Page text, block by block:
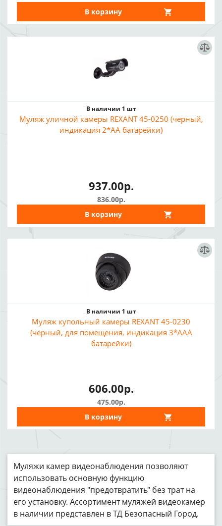
В корзину
В наличии 1 шт
Муляж уличной камеры REXANT 45-0250 (черный,
индикация 2*AA батарейки)
937.00р.
836.00р.
В корзину
В наличии 1 шт
Муляж купольный камеры REXANT 45-0230
(черный, для помещения, индикация 3*AAA
батарейки)
606.00р.
475.00р.
В корзину
Муляжи камер видеонаблюдения позволяют
использовать основную функцию
видеонаблюдения "предотвратить" без трат на
его установку. Ассортимент муляжей видеокамер
в наличии представлен в ТД Безопасный Город.